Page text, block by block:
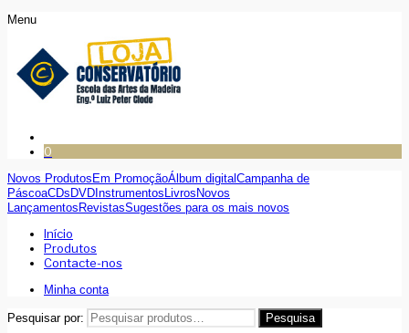
Menu
0
Novos Produtos Em PromoçãoÁlbum digitalCampanha de
PáscoaCDs DVD Instrumentos Livros Novos
Lançamentos RevistasSugestões para os mais novos
Início
Produtos
Contacte-nos
Minha conta
Pesquisar por: Pesquisa